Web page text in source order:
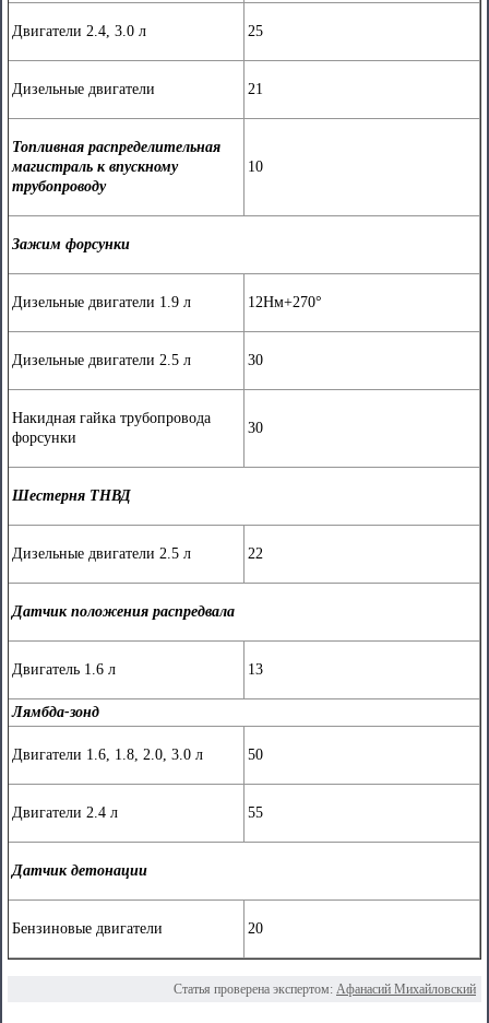
Двигатели 2.4, 3.0 л 25
Дизельные двигатели 21
Топливная распределительная
магистраль к впускному
трубопроводу
10
Зажим форсунки
Дизельные двигатели 1.9 л 12Нм+270°
Дизельные двигатели 2.5 л 30
Накидная гайка трубопровода
форсунки
30
Шестерня ТНВД
Дизельные двигатели 2.5 л 22
Датчик положения распредвала
Двигатель 1.6 л 13
Лямбда-зонд
Двигатели 1.6, 1.8, 2.0, 3.0 л 50
Двигатели 2.4 л 55
Датчик детонации
Бензиновые двигатели 20
Статья проверена экспертом: Афанасий Михайловский